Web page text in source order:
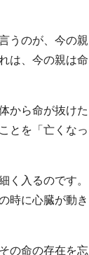
うのが、今の親
は、今の親は命
から命が抜けた
とを「亡くなっ
く入るのです。
時に心臓が動き
の命の存在を忘